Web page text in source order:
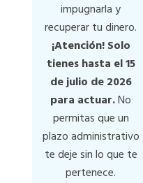
impugnarla y
recuperar tu dinero.
¡Atención! Solo
tienes hasta el 15
de julio de 2026
para actuar.No
permitas que un
plazo administrativo
te deje sin lo que te
pertenece.